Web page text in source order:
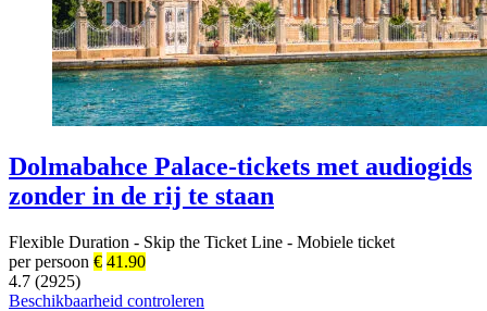
Dolmabahce Palace-tickets met audiogids
zonder in de rij te staan
Flexible Duration - Skip the Ticket Line - Mobiele ticket
per persoon € 41.90
4.7 (2925)
Beschikbaarheid controleren